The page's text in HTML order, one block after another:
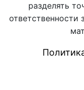
разделять